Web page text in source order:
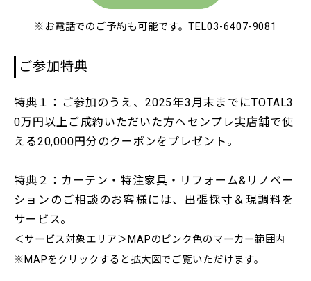
※お電話でのご予約も可能です。TEL03-6407-9081
ご参加特典
特典１ ：ご参加のうえ、2025年3月末までにTOTAL3
0万円以上ご成約いただいた方へセンプレ実店舗で使
える20,000円分のクーポンをプレゼント。
特典２ ：カーテン・特注家具・リフォーム&リノベー
ションのご相談のお客様には、 出張採寸＆現調料を
サービス。
＜サービス対象エリア＞MAPのピンク色のマーカー範囲内
※MAPをクリックすると拡大図でご覧いただけます。